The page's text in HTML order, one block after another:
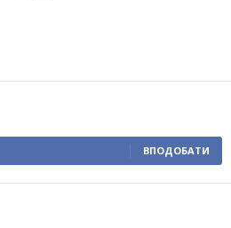
ВПОДОБАТИ